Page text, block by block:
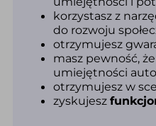
korzystasz z
do rozwoju
otrzymujesz
masz pewność,
umiejętności
otrzymujesz w
zyskujesz